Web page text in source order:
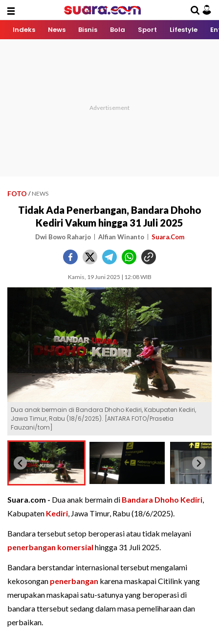
Indeks News Bisnis Bola Sport Lifestyle
FOTO / NEWS
Tidak Ada Penerbangan, Bandara Dhoho
Kediri Vakum hingga 31 Juli 2025
Dwi Bowo Raharjo Alfian Winanto Suara.Com
Kamis, 19 Juni 2025 | 12:08 WIB
Dua anak bermain di Bandara Dhoho Kediri, Kabupaten Kediri,
Jawa Timur, Rabu (18/6/2025). [ANTARA FOTO/Prasetia
Fauzani/tom]
Suara.com - Dua anak bermain di Bandara Dhoho Kediri,
Kabupaten Kediri, Jawa Timur, Rabu (18/6/2025).
Bandara tersebut setop beroperasi atau tidak melayani
penerbangan komersial hingga 31 Juli 2025.
Bandara berstandar internasional tersebut mengalami
kekosongan penerbangan karena maskapai Citilink yang
merupakan maskapai satu-satunya yang beroperasi di
bandara ttersebut sedang dalam masa pemeliharaan dan
perbaikan.